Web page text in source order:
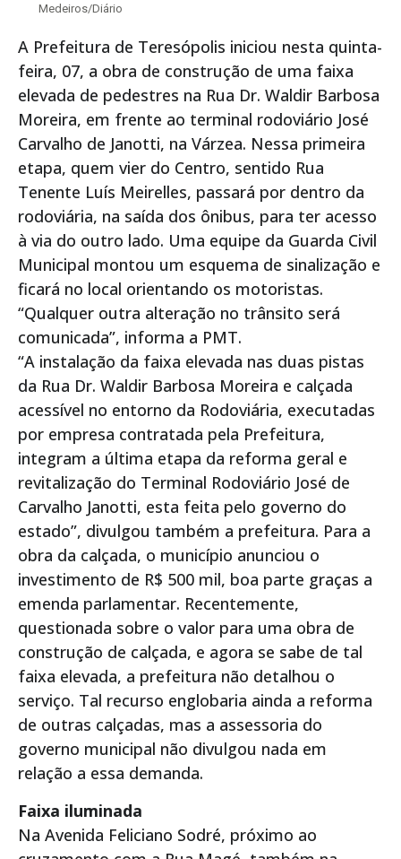
Medeiros/Diário
A Prefeitura de Teresópolis iniciou nesta quinta-
feira, 07, a obra de construção de uma faixa
elevada de pedestres na Rua Dr. Waldir Barbosa
Moreira, em frente ao terminal rodoviário José
Carvalho de Janotti, na Várzea. Nessa primeira
etapa, quem vier do Centro, sentido Rua
Tenente Luís Meirelles, passará por dentro da
rodoviária, na saída dos ônibus, para ter acesso
à via do outro lado. Uma equipe da Guarda Civil
Municipal montou um esquema de sinalização e
ficará no local orientando os motoristas.
“Qualquer outra alteração no trânsito será
comunicada”, informa a PMT.
“A instalação da faixa elevada nas duas pistas
da Rua Dr. Waldir Barbosa Moreira e calçada
acessível no entorno da Rodoviária, executadas
por empresa contratada pela Prefeitura,
integram a última etapa da reforma geral e
revitalização do Terminal Rodoviário José de
Carvalho Janotti, esta feita pelo governo do
estado”, divulgou também a prefeitura. Para a
obra da calçada, o município anunciou o
investimento de R$ 500 mil, boa parte graças a
emenda parlamentar. Recentemente,
questionada sobre o valor para uma obra de
construção de calçada, e agora se sabe de tal
faixa elevada, a prefeitura não detalhou o
serviço. Tal recurso englobaria ainda a reforma
de outras calçadas, mas a assessoria do
governo municipal não divulgou nada em
relação a essa demanda.
Faixa iluminada
Na Avenida Feliciano Sodré, próximo ao